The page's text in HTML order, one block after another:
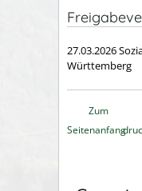
27.03.2026
Württemberg
Zum
Seitenanfang